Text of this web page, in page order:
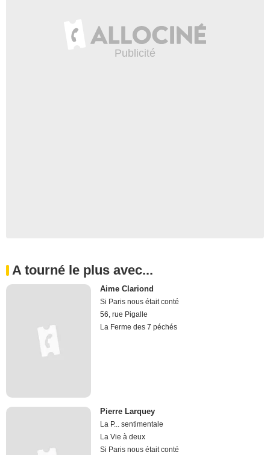
A tourné le plus avec...
Aime Clariond
Si Paris nous était conté
56, rue Pigalle
La Ferme des 7 péchés
Pierre Larquey
La P... sentimentale
La Vie à deux
Si Paris nous était conté